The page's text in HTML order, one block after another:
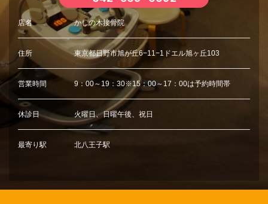
店名 かしの木接骨院
住所 東京都日野市旭が丘6−11−1ドエル旭ヶ丘103
営業時間 9：00～19：30※15：00～17：00は予約時間帯
休診日 火曜日、日曜午後、祝日
最寄り駅 北八王子駅